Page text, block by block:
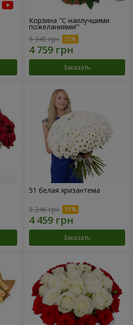
Корзина "С наилучшими
пожеланиями!"
6 345 грн
Заказать
51 белая хризантема
5 246 грн
Заказать